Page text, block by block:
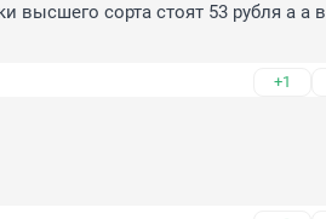
высшего сорта стоят 53 рубля а а в
+1